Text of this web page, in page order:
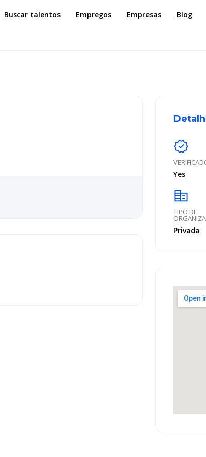
Buscar talentos Empregos Empresas Blog
verified
Yes
corporate_fare
TIPO DE
Privada